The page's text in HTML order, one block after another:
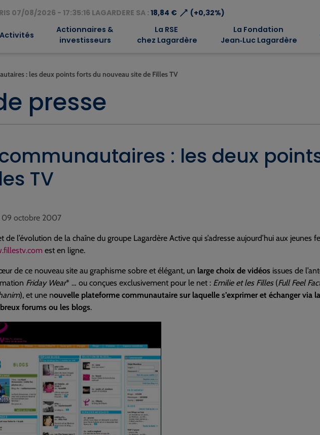
07/08/2026 - 17:35:16 LAGARDERE SA : 18,84 €⟶ (+0,32%)
Activités
Actionnaires &
investisseurs
La RSE
chez Lagardère
La Fondation
Jean‑Luc Lagardère
: les deux points forts du nouveau site de Filles TV
presse
: les deux
TV
09 octobre 2007
de l’évolution de la chaîne du groupe Lagardère Active qui s’adresse aujourd’hui aux jeunes
est en ligne.
de ce nouveau site au graphisme sobre et élégant, un large choix de vidéos issues de
Friday Wear* … ou conçues exclusivement pour le net : Emilie et les Filles (Full Feel
), et une nouvelle plateforme communautaire sur laquelle s’exprimer et échanger via
forums ou les blogs.